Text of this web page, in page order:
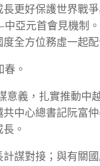
更好保護世界戰
亞元首會見機制
全方位務虛一起
。
意義，扎實推動中
中心總書記阮富
。
謀對接；與有關